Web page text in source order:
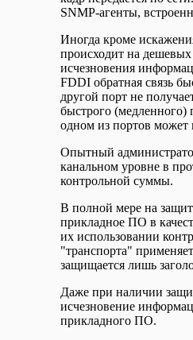
SNMP-агенты,
Иногда кроме
происходит на
исчезновения
FDDI обратная связь
другой порт не
быстрого
одном из портов может
Опытный
канальном уровне в
контрольной суммы.
В полной мере на
прикладное ПО в
их использовании
"транспорта"
защищается лишь
Даже при наличии
исчезновение
прикладного ПО.